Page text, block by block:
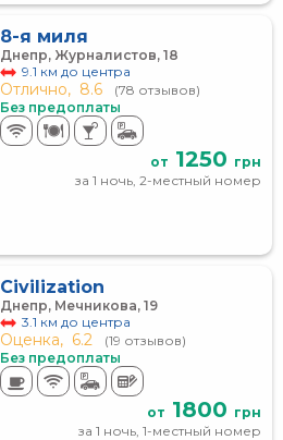
8-я миля
Днепр, Журналистов, 18
9.1 км до центра
Отлично, 8.6
(78 отзывов)
Без предоплаты
от 1250 грн
за 1 ночь, 2-местный номер
Civilization
Днепр, Мечникова, 19
3.1 км до центра
Оценка, 6.2
(19 отзывов)
Без предоплаты
от 1800 грн
за 1 ночь, 1-местный номер